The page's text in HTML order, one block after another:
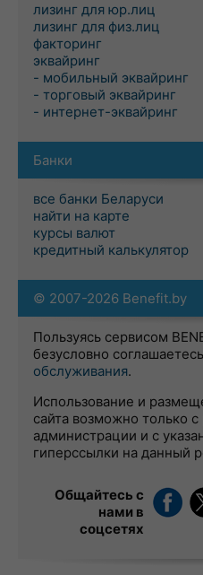
лизинг для юр.лиц
лизинг для физ.лиц
факторинг
эквайринг
- мобильный эквайринг
- торговый эквайринг
- интернет-эквайринг
Банки
все банки Беларуси
найти на карте
курсы валют
кредитный калькулятор
© 2007-2026 Benefit.by
Пользуясь сервисом
безусловно
обслуживания.
Использование и
сайта возможно только
администрации и с
гиперссылки на данный
Общайтесь с
нами в
соцсетях